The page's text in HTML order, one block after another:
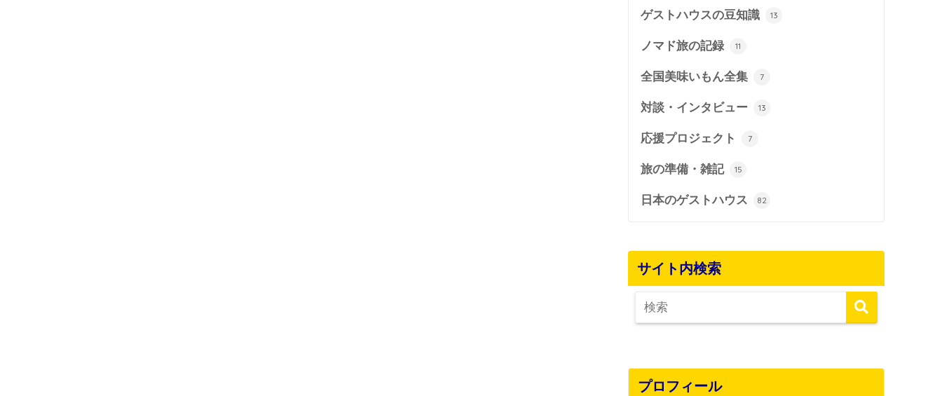
ゲストハウスの豆知識 13
ノマド旅の記録 11
全国美味いもん全集 7
対談・インタビュー 13
応援プロジェクト 7
旅の準備・雑記 15
日本のゲストハウス 82
サイト内検索
プロフィール